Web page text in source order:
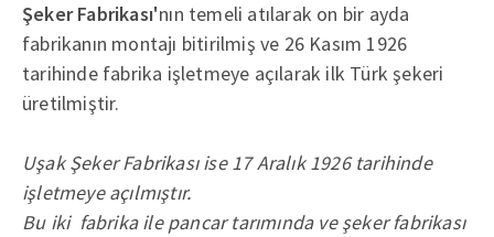
Şeker Fabrikası'nın temeli atılarak on bir ayda
fabrikanın montajı bitirilmiş ve 26 Kasım 1926
tarihinde fabrika işletmeye açılarak ilk Türk şekeri
üretilmiştir.
Uşak Şeker Fabrikası ise 17 Aralık 1926 tarihinde
işletmeye açılmıştır.
Bu iki fabrika ile pancar tarımında ve şeker fabrikası